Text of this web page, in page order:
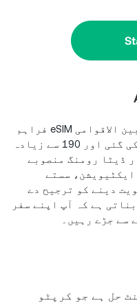
ایک پیشہ ورانہ بین الاقوامی eSIM فراہم
کنندہ ہے جو مئی 2025 میں قائم کی گئی اور 190 سے زیادہ
لچکدار ڈیٹا رومنگ منصوبے
سستے
دینے کو ترجیح دے
ہے کہ آپ اپنے سفر
سے جڑے رہیں۔
حل ہے جو کرپٹو